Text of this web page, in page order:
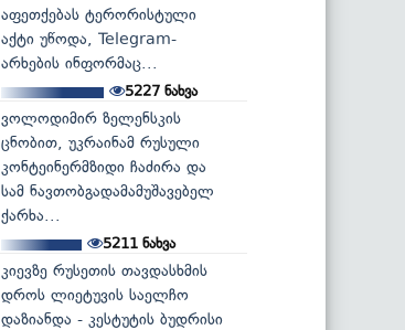
აფეთქებას ტერორისტული
აქტი უწოდა, Telegram-
არხების ინფორმაც...
5227 ნახვა
ვოლოდიმირ ზელენსკის
ცნობით, უკრაინამ რუსული
კონტეინერმზიდი ჩაძირა და
სამ ნავთობგადამამუშავებელ
ქარხა...
5211ნახვა
კიევზე რუსეთის თავდასხმის
დროს ლიეტუვის საელჩო
დაზიანდა - კესტუტის ბუდრისი